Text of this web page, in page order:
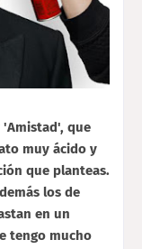
que
muy ácido y
que planteas.
los de
en un
tengo mucho